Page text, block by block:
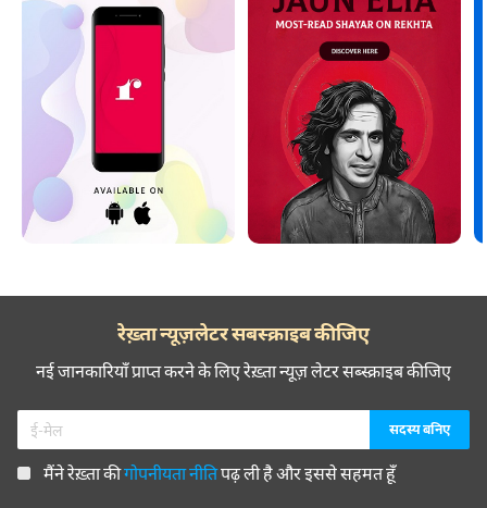
रेख़्ता न्यूज़लेटर सबस्क्राइब कीजिए
नई जानकारियाँ प्राप्त करने के लिए रेख़्ता न्यूज़ लेटर सब्स्क्राइब कीजिए
मैंने रेख़्ता कीगोपनीयता नीतिपढ़ ली है और इससे सहमत हूँ